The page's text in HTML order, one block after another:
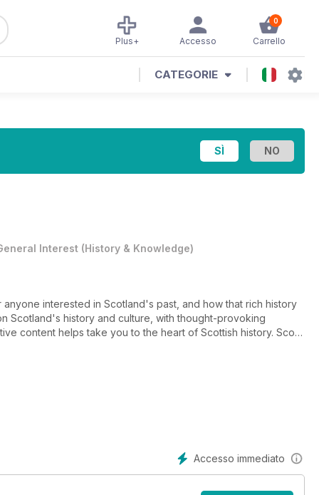
0
Carrello
Accesso
Plus+
CATEGORIE
Interest (History & Knowledge)
interested in Scotland's past, and how that rich history
Scotland's history and culture, with thought-provoking
content helps take you to the heart of Scottish history. Scots
Council of Scottish Chiefs.
versions – a flat version for easy-reading on your
extra images.
Accesso immediato